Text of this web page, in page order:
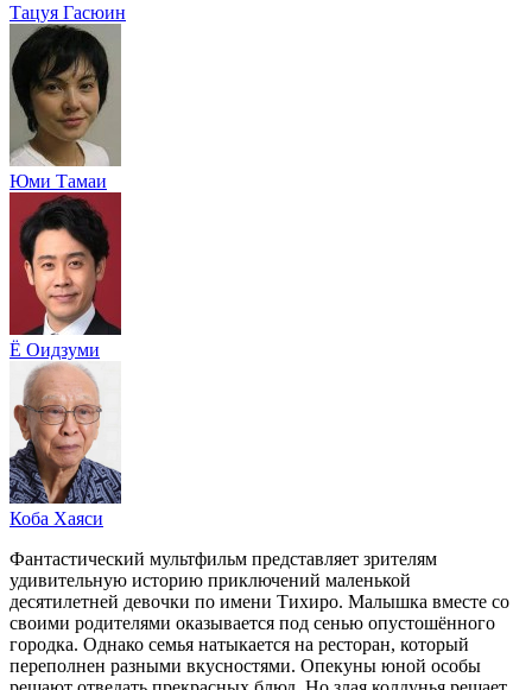
Тацуя Гасюин
Юми Тамаи
Ё Оидзуми
Коба Хаяси
Фантастический мультфильм представляет зрителям
удивительную историю приключений маленькой
десятилетней девочки по имени Тихиро. Малышка вместе со
своими родителями оказывается под сенью опустошённого
городка. Однако семья натыкается на ресторан, который
переполнен разными вкусностями. Опекуны юной особы